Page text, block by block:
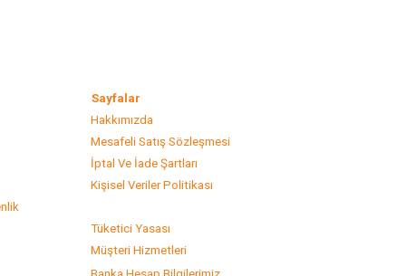
Sayfalar
Hakkımızda
Mesafeli Satış Sözleşmesi
İptal Ve İade Şartları
Kişisel Veriler Politikası
Tüketici Yasası
Müşteri Hizmetleri